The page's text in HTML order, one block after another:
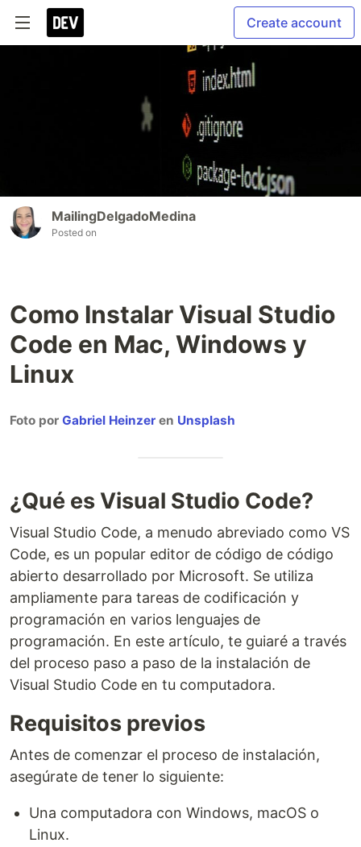
Create account
MailingDelgadoMedina
Posted on
Como Instalar Visual Studio
Code en Mac, Windows y
Linux
Foto por Gabriel Heinzer en Unsplash
¿Qué es Visual Studio Code?
Visual Studio Code, a menudo abreviado como VS
Code, es un popular editor de código de código
abierto desarrollado por Microsoft. Se utiliza
ampliamente para tareas de codificación y
programación en varios lenguajes de
programación. En este artículo, te guiaré a través
del proceso paso a paso de la instalación de
Visual Studio Code en tu computadora.
Requisitos previos
Antes de comenzar el proceso de instalación,
asegúrate de tener lo siguiente:
Una computadora con Windows, macOS o
Linux.